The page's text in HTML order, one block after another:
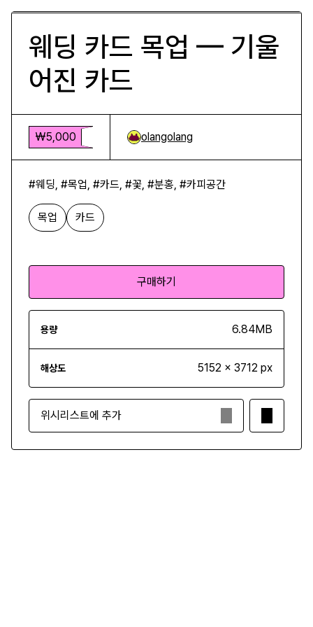
웨딩 카드 목업 — 기울
어진 카드
₩5,000 olangolang
#웨딩, #목업, #카드, #꽃, #분홍, #카피공간
목업 카드
구매하기
용량 6.84MB
해상도 5152 x 3712 px
위시리스트에 추가